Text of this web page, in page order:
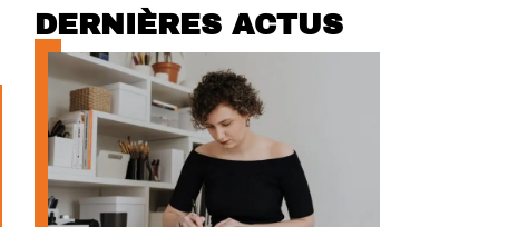
DERNIÈRES ACTUS